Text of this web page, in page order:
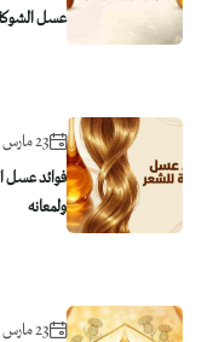
عسل
23 مارس 2026
فوائد عسل
ولمعانه
23 مارس 2026